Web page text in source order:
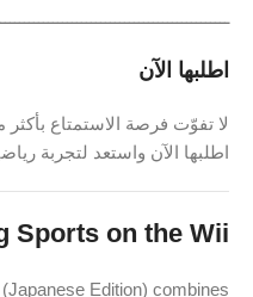
اطلبها الآن
لا تفوّت فرصة الاستمتاع
اطلبها الآن واستعد لتجربة
Sports on the Wii!
Edition) combines